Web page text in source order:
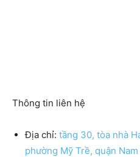
Thông tin liên hệ
Địa chỉ: tầng 30, tòa nhà
phường Mỹ Trề, quận